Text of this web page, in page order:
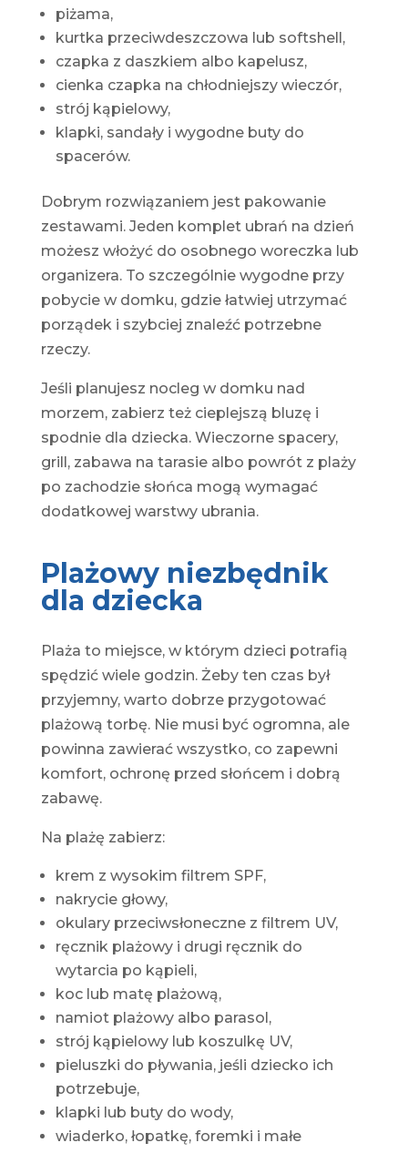
piżama,
kurtka przeciwdeszczowa lub softshell,
czapka z daszkiem albo kapelusz,
cienka czapka na chłodniejszy wieczór,
strój kąpielowy,
klapki, sandały i wygodne buty do
spacerów.
Dobrym rozwiązaniem jest pakowanie
zestawami. Jeden komplet ubrań na dzień
możesz włożyć do osobnego woreczka lub
organizera. To szczególnie wygodne przy
pobycie w domku, gdzie łatwiej utrzymać
porządek i szybciej znaleźć potrzebne
rzeczy.
Jeśli planujesz nocleg w domku nad
morzem, zabierz też cieplejszą bluzę i
spodnie dla dziecka. Wieczorne spacery,
grill, zabawa na tarasie albo powrót z plaży
po zachodzie słońca mogą wymagać
dodatkowej warstwy ubrania.
Plażowy niezbędnik
dla dziecka
Plaża to miejsce, w którym dzieci potrafią
spędzić wiele godzin. Żeby ten czas był
przyjemny, warto dobrze przygotować
plażową torbę. Nie musi być ogromna, ale
powinna zawierać wszystko, co zapewni
komfort, ochronę przed słońcem i dobrą
zabawę.
Na plażę zabierz:
krem z wysokim filtrem SPF,
nakrycie głowy,
okulary przeciwsłoneczne z filtrem UV,
ręcznik plażowy i drugi ręcznik do
wytarcia po kąpieli,
koc lub matę plażową,
namiot plażowy albo parasol,
strój kąpielowy lub koszulkę UV,
pieluszki do pływania, jeśli dziecko ich
potrzebuje,
klapki lub buty do wody,
wiaderko, łopatkę, foremki i małe